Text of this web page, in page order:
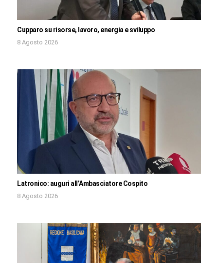
Cupparo su risorse, lavoro, energia e sviluppo
8 Agosto 2026
Latronico: auguri all’Ambasciatore Cospito
8 Agosto 2026